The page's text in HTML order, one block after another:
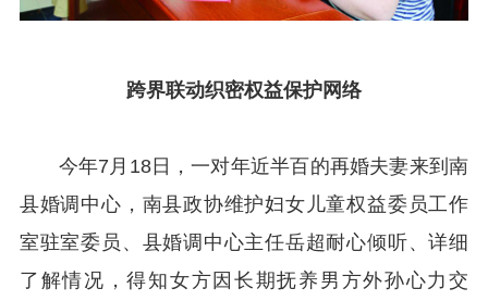
跨界联动织密权益保护网络
今年7月18日，一对年近半百的再婚夫妻来到南
县婚调中心，南县政协维护妇女儿童权益委员工作
室驻室委员、县婚调中心主任岳超耐心倾听、详细
了解情况，得知女方因长期抚养男方外孙心力交